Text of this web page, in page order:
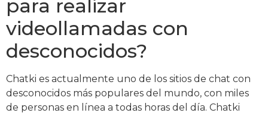
para realizar
videollamadas con
desconocidos?
Chatki es actualmente uno de los sitios de chat con
desconocidos más populares del mundo, con miles
de personas en línea a todas horas del día. Chatki